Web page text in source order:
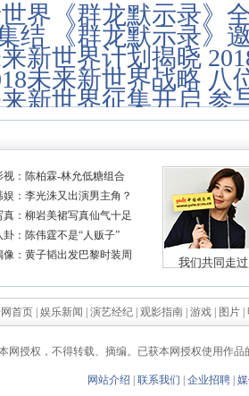
界《群龙默示录》
结 《群龙默示录》
来新世界计划揭晓
未来新世界战略 八
新世界征集开启 参
首页| 娱乐新闻 演艺经纪| 观影指南| 游戏| 图片|
网授权，不得转载、摘编。已获本网授权使用作
网站介绍 联系我们 企业招聘